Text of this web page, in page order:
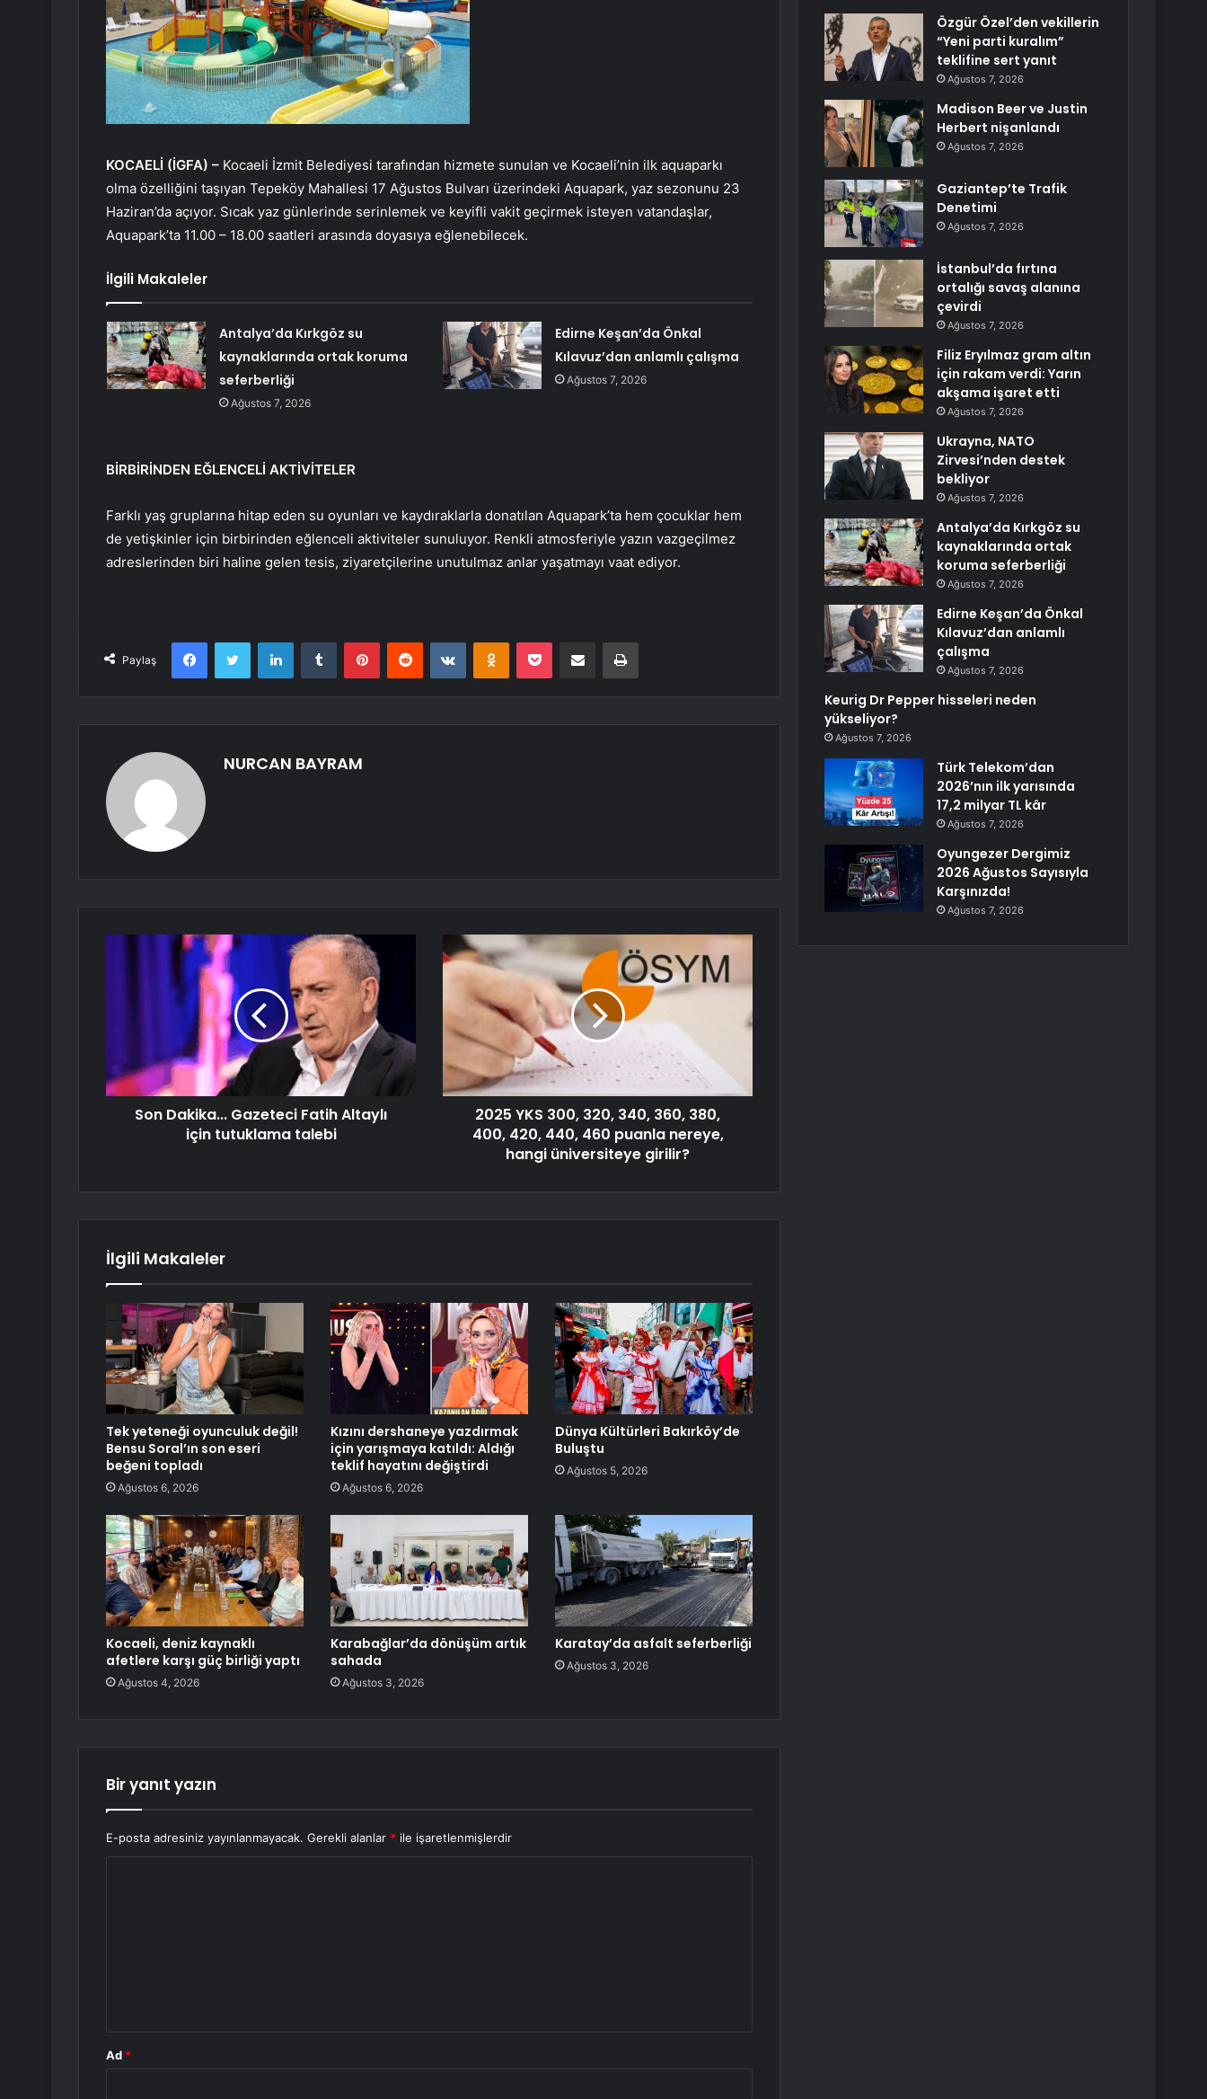
KOCAELİ (İGFA) – Kocaeli İzmit Belediyesi tarafından hizmete sunulan ve Kocaeli’nin ilk aquaparkı
olma özelliğini taşıyan Tepeköy Mahallesi 17 Ağustos Bulvarı üzerindeki Aquapark, yaz sezonunu 23
Haziran’da açıyor. Sıcak yaz günlerinde serinlemek ve keyifli vakit geçirmek isteyen vatandaşlar,
Aquapark’ta 11.00 – 18.00 saatleri arasında doyasıya eğlenebilecek.
İlgili Makaleler
Antalya’da Kırkgöz su
kaynaklarında ortak koruma
seferberliği
Ağustos 7, 2026
Edirne Keşan’da Önkal
Kılavuz’dan anlamlı çalışma
Ağustos 7, 2026
BİRBİRİNDEN EĞLENCELİ AKTİVİTELER
Farklı yaş gruplarına hitap eden su oyunları ve kaydıraklarla donatılan Aquapark’ta hem çocuklar hem
de yetişkinler için birbirinden eğlenceli aktiviteler sunuluyor. Renkli atmosferiyle yazın vazgeçilmez
adreslerinden biri haline gelen tesis, ziyaretçilerine unutulmaz anlar yaşatmayı vaat ediyor.
Paylaş
FacebookTwitter LinkedInTumblr PinterestReddit VKontakteOdnoklassniki
Pocket E-Posta ile paylaş Yazdır
NURCAN BAYRAM
Son Dakika... Gazeteci Fatih Altaylı
için tutuklama talebi
2025 YKS 300, 320, 340, 360, 380,
400, 420, 440, 460 puanla nereye,
hangi üniversiteye girilir?
İlgili Makaleler
Tek yeteneği oyunculuk değil!
Bensu Soral’ın son eseri
beğeni topladı
Ağustos 6, 2026
Kızını dershaneye yazdırmak
için yarışmaya katıldı: Aldığı
teklif hayatını değiştirdi
Ağustos 6, 2026
Dünya Kültürleri Bakırköy’de
Buluştu
Ağustos 5, 2026
Kocaeli, deniz kaynaklı
afetlere karşı güç birliği yaptı
Ağustos 4, 2026
Karabağlar’da dönüşüm artık
sahada
Ağustos 3, 2026
Karatay’da asfalt seferberliği
Ağustos 3, 2026
Bir yanıt yazın
E-posta adresiniz yayınlanmayacak. Gerekli alanlar * ile işaretlenmişlerdir
Ad *
Özgür Özel’den vekillerin
“Yeni parti kuralım”
teklifine sert yanıt
Ağustos 7, 2026
Madison Beer ve Justin
Herbert nişanlandı
Ağustos 7, 2026
Gaziantep’te Trafik
Denetimi
Ağustos 7, 2026
İstanbul’da fırtına
ortalığı savaş alanına
çevirdi
Ağustos 7, 2026
Filiz Eryılmaz gram altın
için rakam verdi: Yarın
akşama işaret etti
Ağustos 7, 2026
Ukrayna, NATO
Zirvesi’nden destek
bekliyor
Ağustos 7, 2026
Antalya’da Kırkgöz su
kaynaklarında ortak
koruma seferberliği
Ağustos 7, 2026
Edirne Keşan’da Önkal
Kılavuz’dan anlamlı
çalışma
Ağustos 7, 2026
Keurig Dr Pepper hisseleri neden
yükseliyor?
Ağustos 7, 2026
Türk Telekom’dan
2026’nın ilk yarısında
17,2 milyar TL kâr
Ağustos 7, 2026
Oyungezer Dergimiz
2026 Ağustos Sayısıyla
Karşınızda!
Ağustos 7, 2026